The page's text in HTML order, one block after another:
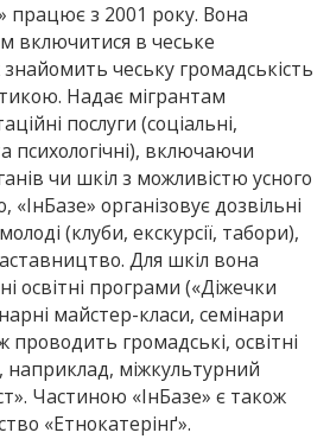
працює з 2001 року. Вона
включитися в чеське
знайомить чеську громадськість
Надає мігрантам
послуги (соціальні,
психологічні), включаючи
чи шкіл з можливістю усного
«ІнБазе» організовує дозвільні
(клуби, екскурсії, табори),
Для шкіл вона
освітні програми («Діжечки
майстер-класи, семінари
проводить громадські, освітні
наприклад, міжкультурний
Частиною «ІнБазе» є також
«Етнокатерінґ».